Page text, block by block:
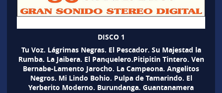
DISCO 1
Tu Voz. Lágrimas Negras. El Pescador. Su Majestad la
Rumba. La Jaibera. El Panquelero.Pitipitin Tintero. Ven
Bernabe-Lamento Jarocho. La Campeona. Angelitos
Negros. Mi Lindo Bohio. Pulpa de Tamarindo. El
Yerberito Moderno. Burundanga. Guantanamera